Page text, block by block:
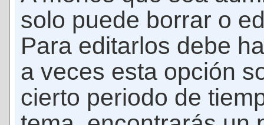
solo puede borrar o
Para editarlos debe
a veces esta opción
cierto periodo de